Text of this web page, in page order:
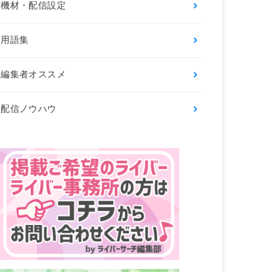
機材・配信設定
用語集
編集者オススメ
配信ノウハウ